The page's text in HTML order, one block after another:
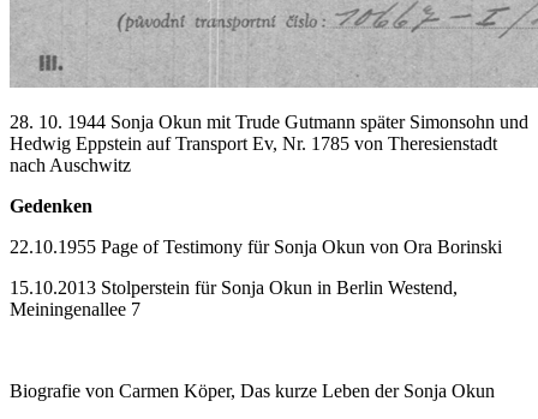
28. 10. 1944 Sonja Okun mit Trude Gutmann später Simonsohn und
Hedwig Eppstein auf Transport Ev, Nr. 1785 von Theresienstadt
nach Auschwitz
Gedenken
22.10.1955 Page of Testimony für Sonja Okun von Ora Borinski
15.10.2013 Stolperstein für Sonja Okun in Berlin Westend,
Meiningenallee 7
Biografie von Carmen Köper, Das kurze Leben der Sonja Okun